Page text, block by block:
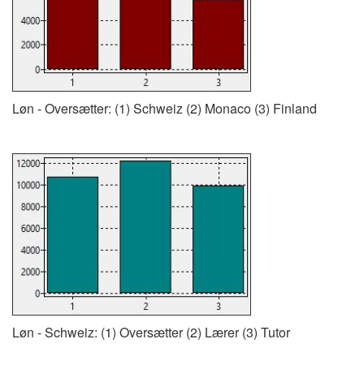
Løn - Oversætter: (1) Schweiz (2) Monaco (3) Finland
Løn - Schweiz: (1) Oversætter (2) Lærer (3) Tutor